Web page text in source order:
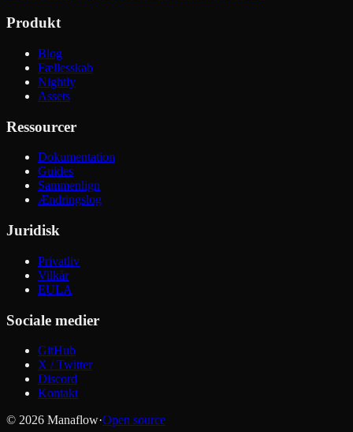
Produkt
Blog
Fællesskab
Nightly
Assets
Ressourcer
Dokumentation
Guides
Sammenlign
Ændringslog
Juridisk
Privatliv
Vilkår
EULA
Sociale medier
GitHub
X / Twitter
Discord
Kontakt
© 2026 Manaflow·Open source